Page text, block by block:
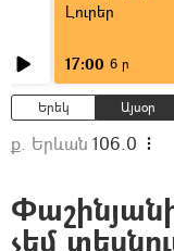
Լուրեր
17:00 6 ր
Երեկ Այսօր
ք. Երևան 106.0
չեմ